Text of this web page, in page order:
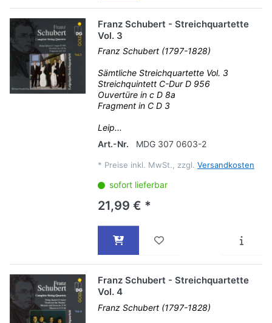
Franz Schubert - Streichquartette
Vol. 3
Franz Schubert (1797-1828)
Sämtliche Streichquartette Vol. 3
Streichquintett C-Dur D 956
Ouvertüre in c D 8a
Fragment in C D 3
Leip...
Art.-Nr.
MDG 307 0603-2
* Preise inkl. MwSt., zzgl. Versandkosten
sofort lieferbar
21,99 € *
Franz Schubert - Streichquartette
Vol. 4
Franz Schubert (1797-1828)